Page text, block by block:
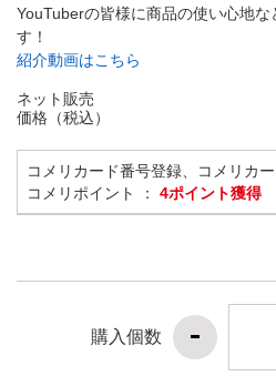
YouTuberの皆様に商品の使い心地
す！
紹介動画はこちら
ネット販売
価格（税込）
コメリカード番号登録、コメリカ
コメリポイント ： 4ポイント獲得
購入個数